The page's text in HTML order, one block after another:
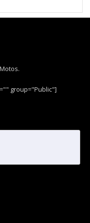
group="Public"]